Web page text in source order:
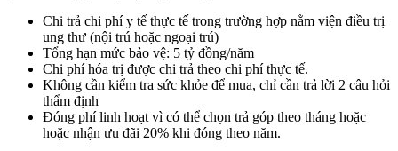
Chi trả chi phí y tế thực tế trong trường hợp nằm viện điều trị
ung thư (nội trú hoặc ngoại trú)
Tổng hạn mức bảo vệ: 5 tỷ đồng/năm
Chi phí hóa trị được chi trả theo chi phí thực tế.
Không cần kiểm tra sức khỏe để mua, chỉ cần trả lời 2 câu hỏi
thẩm định
Đóng phí linh hoạt vì có thể chọn trả góp theo tháng hoặc
hoặc nhận ưu đãi 20% khi đóng theo năm.